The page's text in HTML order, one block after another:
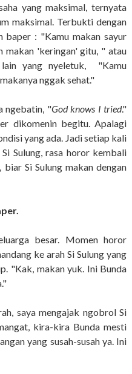
yang maksimal, ternyata
maksimal. Terbukti dengan
baper : "Kamu makan sayur
makan 'keringan' gitu, " atau
yang nyeletuk, "Kamu
nggak sehat."
ngebatin, "God knows I tried."
dikomenin begitu. Apalagi
yang ada. Jadi setiap kali
Sulung, rasa horor kembali
Si Sulung makan dengan
besar. Momen horor
ke arah Si Sulung yang
"Kak, makan yuk. Ini Bunda
saya mengajak ngobrol Si
kira-kira Bunda mesti
yang susah-susah ya. Ini